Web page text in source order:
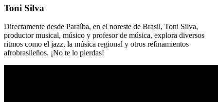
Toni Silva
Directamente desde Paraíba, en el noreste de Brasil, Toni Silva,
productor musical, músico y profesor de música, explora diversos
ritmos como el jazz, la música regional y otros refinamientos
afrobrasileños. ¡No te lo pierdas!